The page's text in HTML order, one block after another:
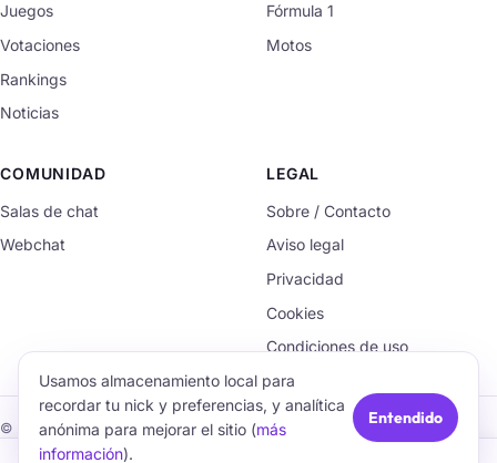
Juegos
Votaciones
Rankings
Noticias
Fórmula 1
Motos
COMUNIDAD
Salas de chat
Webchat
LEGAL
Sobre / Contacto
Aviso legal
Privacidad
Cookies
Condiciones de uso
© 2026 TrivialChat.org · Hecho con cariño para la comunidad.
Usamos almacenamiento local para
recordar tu nick y preferencias, y analítica
anónima para mejorar el sitio (más
información).
Entendido